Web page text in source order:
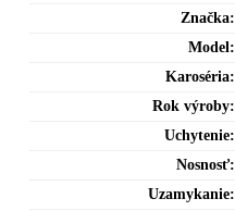
Značka:
Model:
Karoséria:
Rok výroby:
Uchytenie:
Nosnosť:
Uzamykanie: